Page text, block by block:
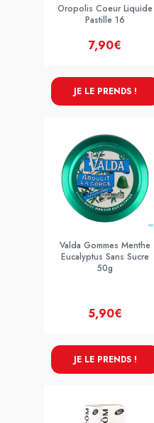
Oropolis Coeur Liquide
Pastille 16
7,90€
JE LE PRENDS !
Valda Gommes Menthe
Eucalyptus Sans Sucre
50g
5,90€
JE LE PRENDS !